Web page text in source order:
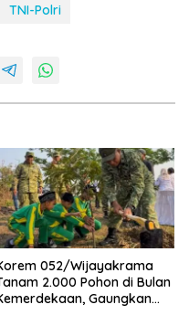
TNI-Polri
052/Wijayakrama
2.000 Pohon di Bulan
Gaungkan